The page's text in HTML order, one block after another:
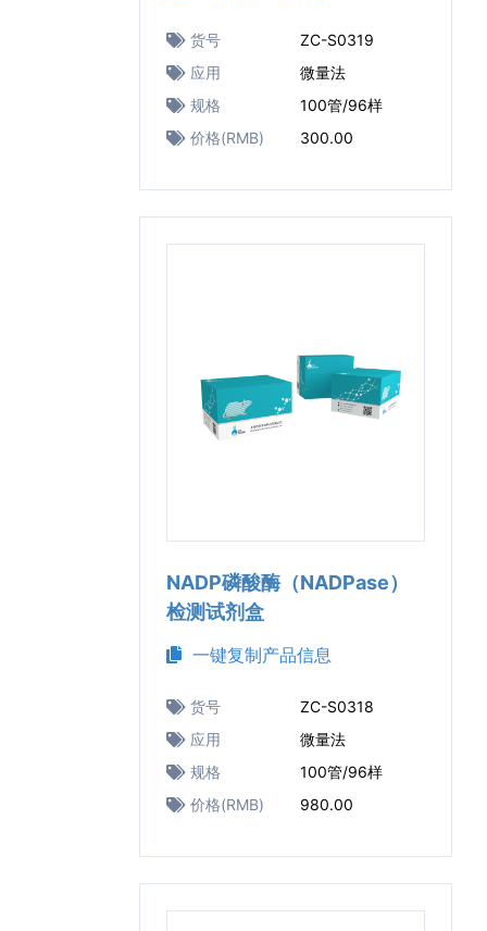
货号
ZC-S0319
应用
微量法
规格
100管/96样
价格(RMB)
300.00
NADP磷酸酶（NADPase）
检测试剂盒
一键复制产品信息
货号
ZC-S0318
应用
微量法
规格
100管/96样
价格(RMB)
980.00